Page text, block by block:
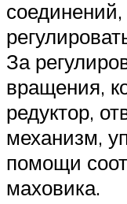
соединений,
За
вращения,
редуктор,
механизм,
помощи
маховика.